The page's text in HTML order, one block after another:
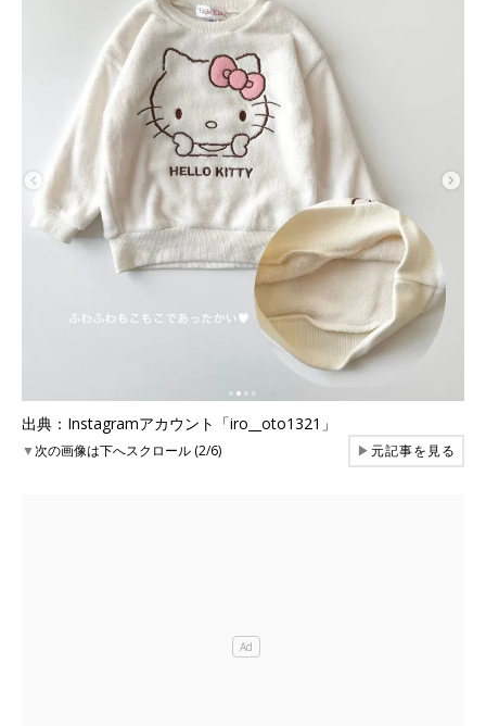
出典：Instagramアカウント「iro__oto1321」
▼次の画像は下へスクロール (2/6) ▶元記事を見る